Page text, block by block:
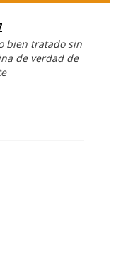
bien tratado sin
de verdad de